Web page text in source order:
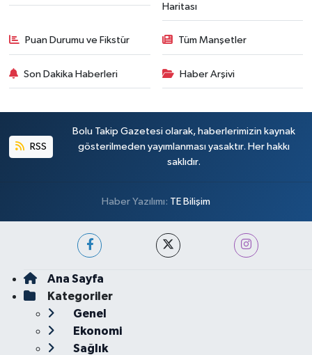
Haritası
Puan Durumu ve Fikstür Tüm Manşetler
Son Dakika Haberleri Haber Arşivi
RSS
Bolu Takip Gazetesi olarak, haberlerimizin kaynak
gösterilmeden yayımlanması yasaktır. Her hakkı
saklıdır.
Haber Yazılımı: TE Bilişim
Ana Sayfa
Kategoriler
Genel
Ekonomi
Sağlık